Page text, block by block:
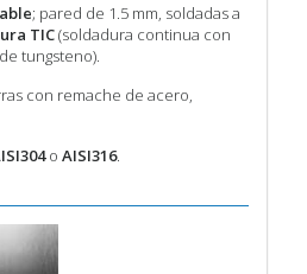
; pared de 1.5 mm, soldadas a
TIC(soldadura continua con
tungsteno).
con remache de acero,
o AISI316.